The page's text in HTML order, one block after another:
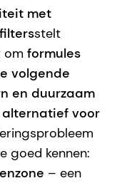
met
stelt
om formules
volgende
en duurzaam
voor
goed kennen:
– een